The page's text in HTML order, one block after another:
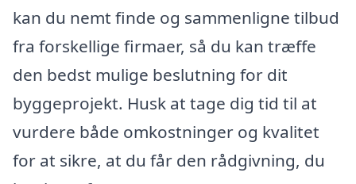
kan du nemt finde og sammenligne tilbud
fra forskellige firmaer, så du kan træffe
den bedst mulige beslutning for dit
byggeprojekt. Husk at tage dig tid til at
vurdere både omkostninger og kvalitet
for at sikre, at du får den rådgivning, du